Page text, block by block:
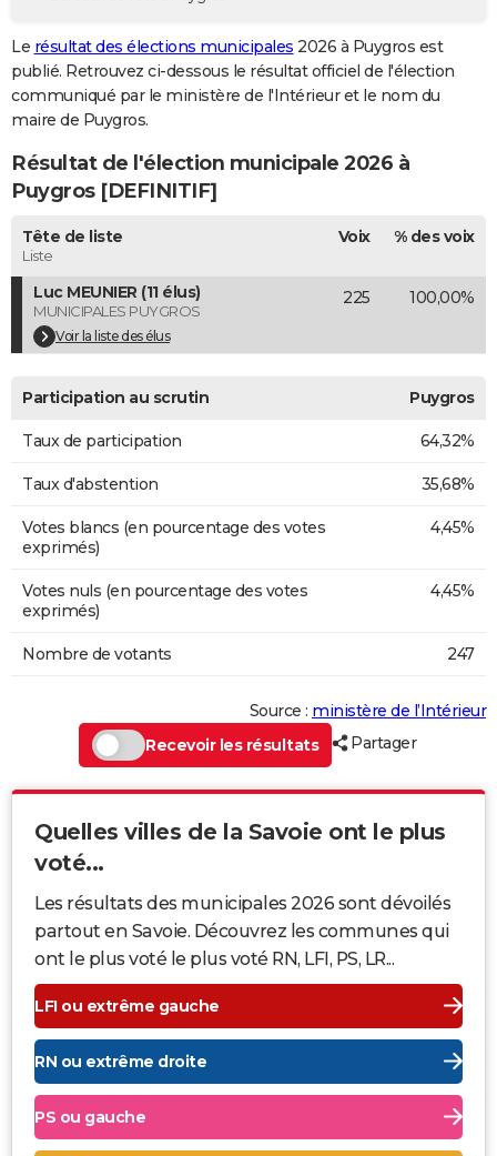
GUIDES D'ACHAT
BONS PLANS
CARTE DE VOEUX
Carte de Noël
Carte Bonne année
Carte Saint-Valentin
Carte Pâques
Carte d'anniversaire
DICTIONNAIRE
Dictionnaire
Biographies
Citations
Expressions
Proverbes
PROGRAMME TV
COPAINS D'AVANT
S'inscrire
Se connecter
Lycées
Collèges
Primaires
Universités
Entreprises
Service militaire
Avis de recherche
AVIS DE DÉCÈS
FORUM
Le résultat des élections municipales 2026 à Puygros est
publié. Retrouvez ci-dessous le résultat officiel de l'élection
communiqué par le ministère de l'Intérieur et le nom du
maire de Puygros.
Résultat de l'élection municipale 2026 à
Puygros [DEFINITIF]
Tête de liste
Liste
Voix % des voix
Luc MEUNIER (11 élus)
MUNICIPALES PUYGROS
Voir la liste des élus
225 100,00%
Participation au scrutin Puygros
Taux de participation 64,32%
Taux d'abstention 35,68%
Votes blancs (en pourcentage des votes
exprimés)
4,45%
Votes nuls (en pourcentage des votes
exprimés)
4,45%
Nombre de votants 247
Source : ministère de l’Intérieur
Recevoir les résultats
Partager
Quelles villes de la Savoie ont le plus
voté...
Les résultats des municipales 2026 sont dévoilés
partout en Savoie. Découvrez les communes qui
ont le plus voté le plus voté RN, LFI, PS, LR...
LFI ou extrême gauche
RN ou extrême droite
PS ou gauche